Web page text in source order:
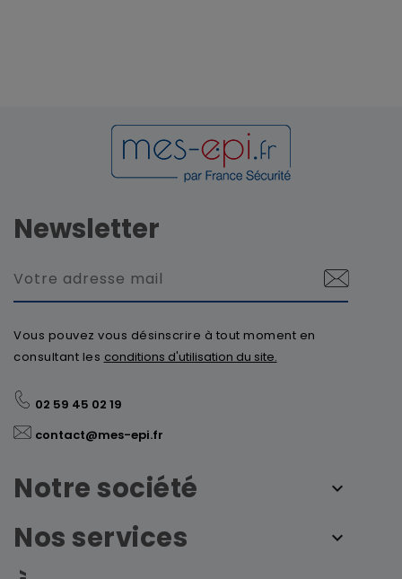
Newsletter
Vous pouvez vous désinscrire à tout moment en
consultant les conditions d'utilisation du site.
02 59 45 02 19
contact@mes-epi.fr
Notre société
Nos services